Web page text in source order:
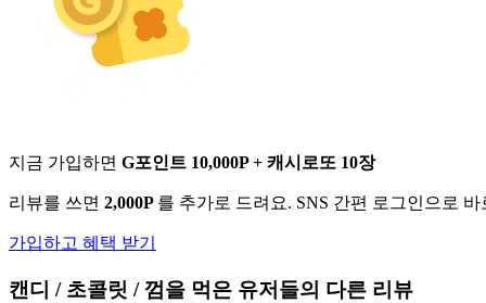
지금 가입하면 G포인트 10,000P + 캐시로또 10장
리뷰를 쓰면 2,000P 를 추가로 드려요. SNS 간편 로그인으로
가입하고 혜택 받기
캔디 / 초콜릿 / 껌을 먹은 유저들의 다른 리뷰